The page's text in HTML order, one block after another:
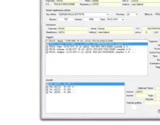
Tavoli
Sedie
Tavolini
Tappeti
Complementi arredo
Notte